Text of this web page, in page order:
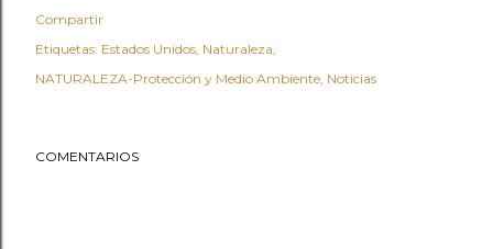
Compartir
Etiquetas: Estados Unidos Naturaleza
NATURALEZA-Protección y Medio Ambiente Noticias
COMENTARIOS